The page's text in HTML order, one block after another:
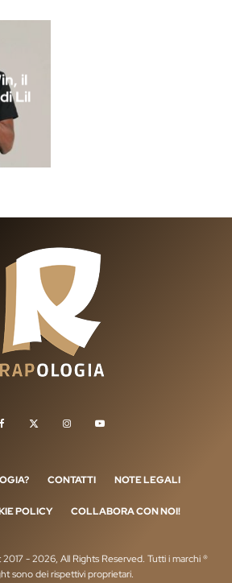
il
Lil
CONTATTI NOTE LEGALI
POLICY COLLABORA CON NOI!
- 2026, All Rights Reserved. Tutti i marchi ®
sono dei rispettivi proprietari.